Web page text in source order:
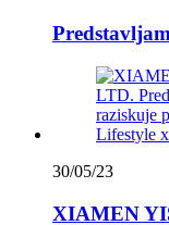
30/05/23
XIAMEN